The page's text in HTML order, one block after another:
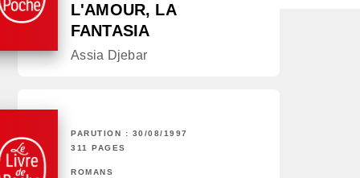
L'AMOUR, LA
FANTASIA
Assia Djebar
PARUTION : 30/08/1997
311 PAGES
ROMANS